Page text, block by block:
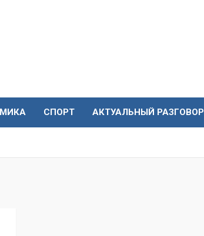
СПОРТ АКТУАЛЬНЫЙ РАЗГОВОР